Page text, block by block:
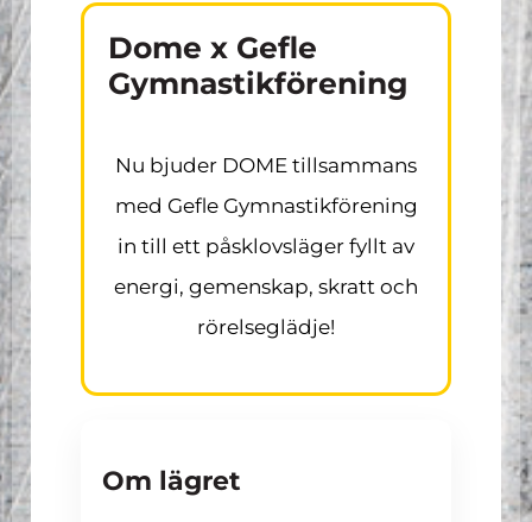
Dome x Gefle
Gymnastikförening
Nu bjuder DOME tillsammans
med Gefle Gymnastikförening
in till ett påsklovsläger fyllt av
energi, gemenskap, skratt och
rörelseglädje!
Om lägret